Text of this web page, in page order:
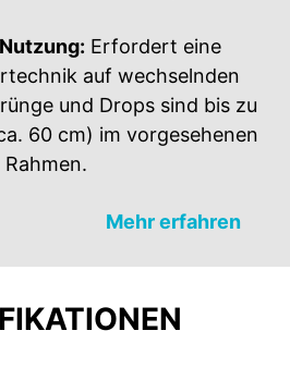
Erfordert eine
auf wechselnden
und Drops sind bis zu
60 cm) im vorgesehenen
Rahmen.
Mehr erfahren